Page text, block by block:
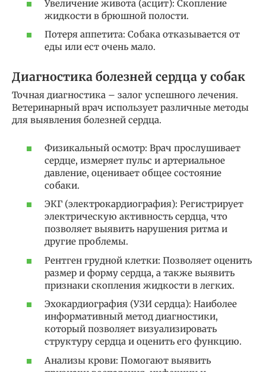
Увеличение живота (асцит): Скопление
жидкости в брюшной полости.
Потеря аппетита: Собака отказывается от
еды или ест очень мало.
Диагностика болезней сердца у собак
Точная диагностика – залог успешного лечения.
Ветеринарный врач использует различные методы
для выявления болезней сердца.
Физикальный осмотр: Врач прослушивает
сердце, измеряет пульс и артериальное
давление, оценивает общее состояние
собаки.
ЭКГ (электрокардиография): Регистрирует
электрическую активность сердца, что
позволяет выявить нарушения ритма и
другие проблемы.
Рентген грудной клетки: Позволяет оценить
размер и форму сердца, а также выявить
признаки скопления жидкости в легких.
Эхокардиография (УЗИ сердца): Наиболее
информативный метод диагностики,
который позволяет визуализировать
структуру сердца и оценить его функцию.
Анализы крови: Помогают выявить